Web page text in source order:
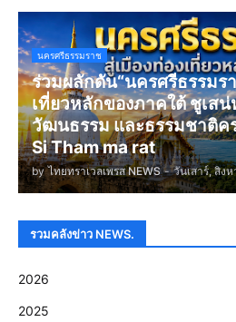
นครศรีธรรมราช
ร่วมผลักดัน“นครศรีธรรมร
เที่ยวหลักของภาคใต้ ชูเส
วัฒนธรรม และธรรมชาติค
Si Tham ma rat
by ไทยทราเวลเพรส NEWS - วันเสาร์, สิง
รวมคลังข่าว NEWS.
2026
2025